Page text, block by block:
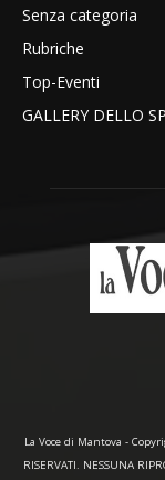
Senza categoria
Rubriche
Top-Eventi
GALLERY DELLO
La Voce di Mantova -
RISERVATI. NESSUNA